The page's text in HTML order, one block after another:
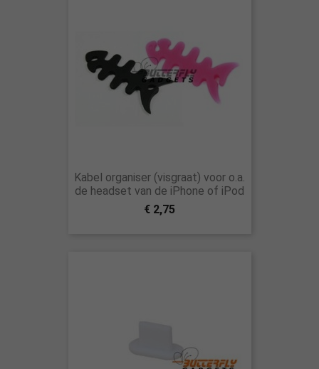
Kabel organiser (visgraat) voor o.a.
de headset van de iPhone of iPod
€ 2,75